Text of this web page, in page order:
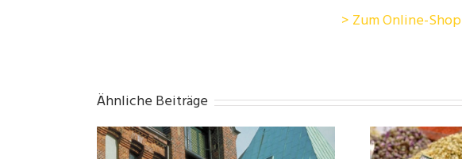
> Zum Online-Shop
Ähnliche Beiträge